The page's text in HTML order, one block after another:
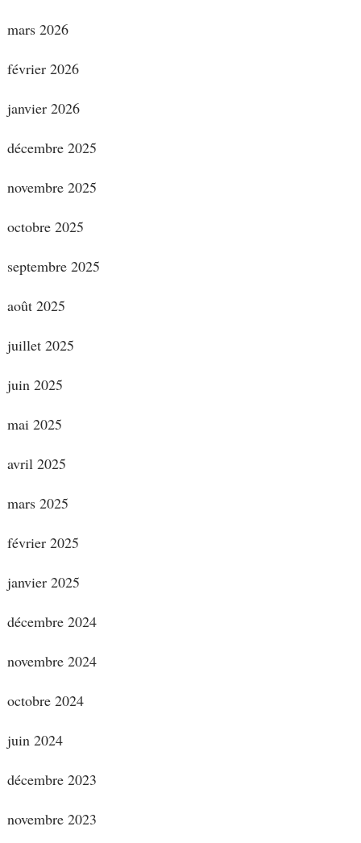
mars 2026
février 2026
janvier 2026
décembre 2025
novembre 2025
octobre 2025
septembre 2025
août 2025
juillet 2025
juin 2025
mai 2025
avril 2025
mars 2025
février 2025
janvier 2025
décembre 2024
novembre 2024
octobre 2024
juin 2024
décembre 2023
novembre 2023